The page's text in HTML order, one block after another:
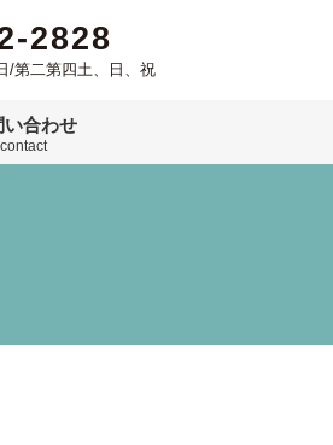
2828
/第二第四土、日、祝
い合わせ
contact